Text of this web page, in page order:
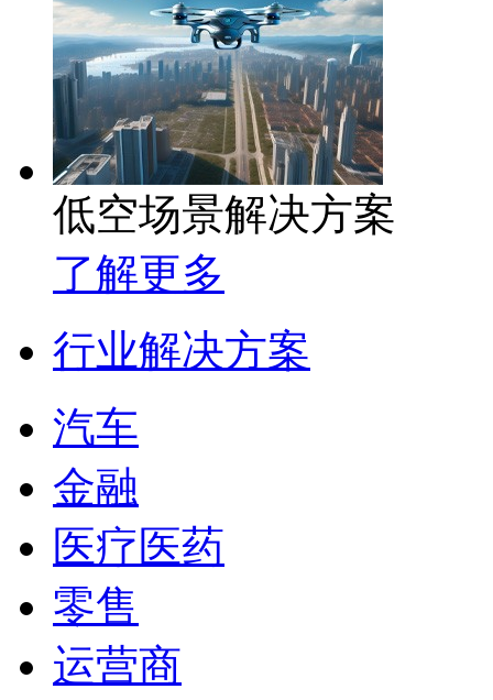
低空场景解决方案
了解更多
行业解决方案
汽车
金融
医疗医药
零售
运营商